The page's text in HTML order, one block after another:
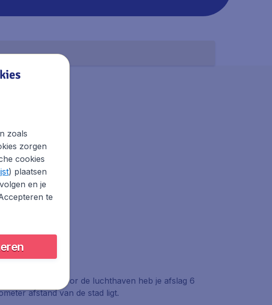
A92 reizen. Voor de luchthaven heb je afslag 6
afstand van de stad ligt.
zoals
zorgen
cookies
) plaatsen
en je
te